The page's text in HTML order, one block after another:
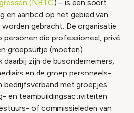
(NBTC) – is een soort
en aanbod op het gebied van
gebracht. De organisatie
personen die professioneel, privé
groepsuitje (moeten)
daarbij zijn de busondernemers,
en de groep personeels-
bedrijfsverband met groepjes
en teambuildingsactiviteiten
of commissieleden van